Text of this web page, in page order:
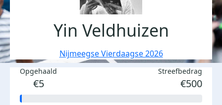
Yin Veldhuizen
Nijmeegse Vierdaagse 2026
Opgehaald
€5
Streefbedrag
€500